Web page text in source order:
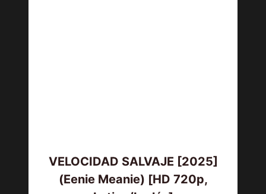
VELOCIDAD SALVAJE [2025]
(Eenie Meanie) [HD 720p,